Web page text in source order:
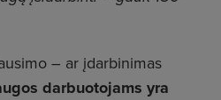
– ar įdarbinimas
darbuotojams yra